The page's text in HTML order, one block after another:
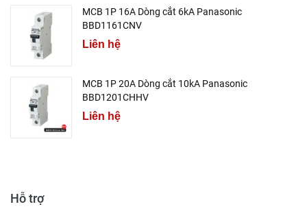
MCB 1P 16A Dòng cắt 6kA Panasonic
BBD1161CNV
Liên hệ
MCB 1P 20A Dòng cắt 10kA Panasonic
BBD1201CHHV
Liên hệ
Hỗ trợ